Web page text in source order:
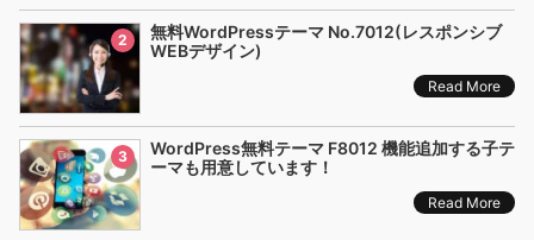
2
無料WordPressテーマ No.7012(レスポンシブ
WEBデザイン)
Read More
3
WordPress無料テーマ F8012 機能追加する子テ
ーマも用意しています！
Read More